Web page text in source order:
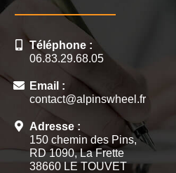
Téléphone :
06.83.29.68.05
Email :
contact@alpinswheel.fr
Adresse :
150 chemin des Pins,
RD 1090, La Frette
38660 LE TOUVET